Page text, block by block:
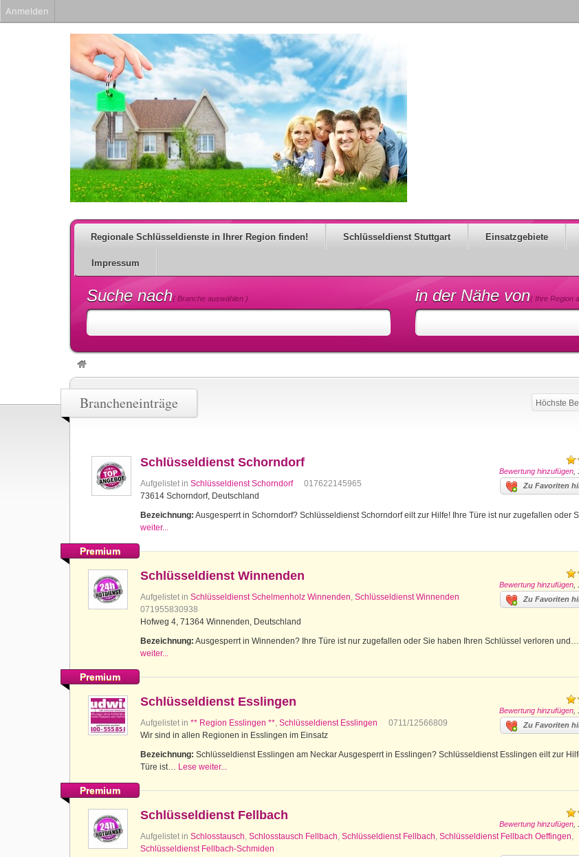
Regionale Schlüsseldienste in Ihrer Region finden! Schlüsseldienst Stuttgart Einsatzgebiete
Impressum
Suche nach( Branche auswählen ) in der Nähe von( Ihre Region
Brancheneinträge Höchste
Bewertung hinzufügen
Schlüsseldienst Schorndorf
Aufgelistet in Schlüsseldienst Schorndorf Zu Favoriten
017622145965
73614 Schorndorf, Deutschland
Bezeichnung: Ausgesperrt in Schorndorf? Schlüsseldienst Schorndorf eilt zur Hilfe! Ihre Türe ist nur zugefallen oder
weiter...
Premium
Bewertung hinzufügen
Schlüsseldienst Winnenden
Aufgelistet in Schlüsseldienst Schelmenholz Winnenden, Schlüsseldienst Winnenden Zu Favoriten
071955830938
Hofweg 4, 71364 Winnenden, Deutschland
Bezeichnung: Ausgesperrt in Winnenden? Ihre Türe ist nur zugefallen oder Sie haben Ihren Schlüssel verloren und…
weiter...
Premium
Bewertung hinzufügen
Schlüsseldienst Esslingen
Aufgelistet in ** Region Esslingen **, Schlüsseldienst Esslingen Zu Favoriten
0711/12566809
Wir sind in allen Regionen in Esslingen im Einsatz
Bezeichnung: Schlüsseldienst Esslingen am Neckar Ausgesperrt in Esslingen? Schlüsseldienst Esslingen eilt zur
Türe ist… Lese weiter...
Premium
Bewertung hinzufügen
Schlüsseldienst Fellbach
Aufgelistet in Schlosstausch, Schlosstausch Fellbach, Schlüsseldienst Fellbach, Schlüsseldienst Fellbach Oeffingen,
Schlüsseldienst Fellbach-Schmiden
Anmelden